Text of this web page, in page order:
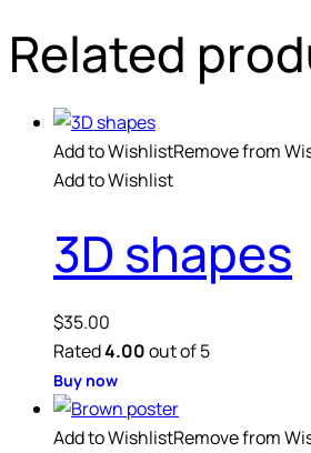
Related
Add to WishlistRemove from
Add to Wishlist
3D shapes
$35.00
Rated4.00out of 5
Buy now
Add to WishlistRemove from